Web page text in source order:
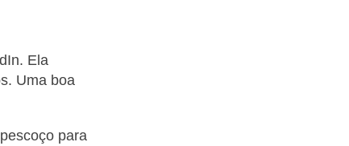
Ela
Uma boa
para